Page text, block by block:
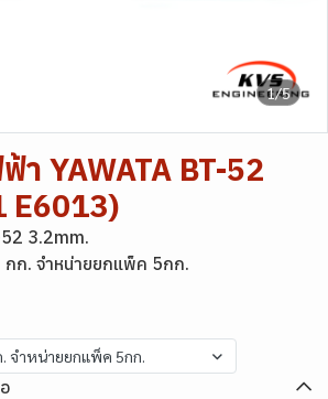
1/5
า YAWATA BT-52
E6013)
52 3.2mm.
กก. จำหน่ายยกแพ็ค 5กก.
. จำหน่ายยกแพ็ค 5กก.